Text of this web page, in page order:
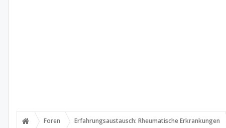
Foren Erfahrungsaustausch: Rheumatische Erkrankungen